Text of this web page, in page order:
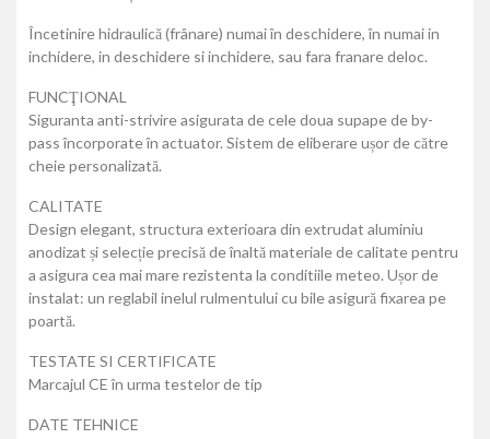
Încetinire hidraulică (frânare) numai în deschidere, în numai in
inchidere, in deschidere si inchidere, sau fara franare deloc.
FUNCŢIONAL
Siguranta anti-strivire asigurata de cele doua supape de by-
pass încorporate în actuator. Sistem de eliberare ușor de către
cheie personalizată.
CALITATE
Design elegant, structura exterioara din extrudat aluminiu
anodizat și selecție precisă de înaltă materiale de calitate pentru
a asigura cea mai mare rezistenta la conditiile meteo. Ușor de
instalat: un reglabil inelul rulmentului cu bile asigură fixarea pe
poartă.
TESTATE SI CERTIFICATE
Marcajul CE în urma testelor de tip
DATE TEHNICE